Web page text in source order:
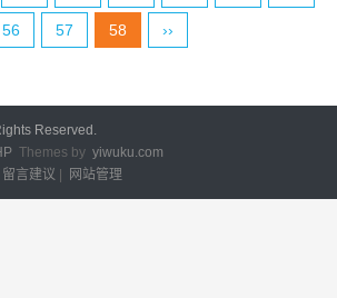
56 57 58 ››
Reserved.
Themes by yiwuku.com
留言建议 | 网站管理